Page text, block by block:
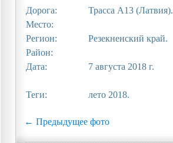
Дорога:
Трасса A13 (Латвия).
Место:
Регион:
Резекненский край.
Район:
Дата:
7 августа 2018 г.
Теги: лето 2018.
← Предыдущее фото